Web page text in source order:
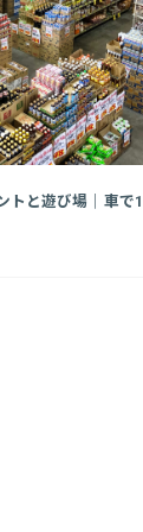
トと遊び場｜車で